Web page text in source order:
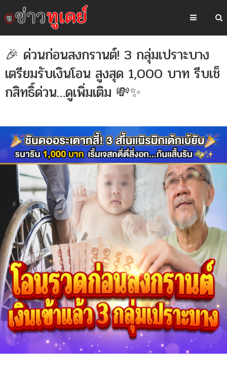
🎉 ด่วนก่อนสงกรานต์! 3 กลุ่มเปราะบาง
เตรียมรับเงินโอน สูงสุด 1,000 บาท รีบเช็
กสิทธิ์ด่วน…ดูเพิ่มเติม 💸✨